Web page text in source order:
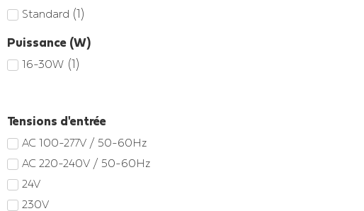
Standard (1)
Puissance (W)
16-30W (1)
Tensions d'entrée
AC 100-277V / 50-60Hz
AC 220-240V / 50-60Hz
24V
230V